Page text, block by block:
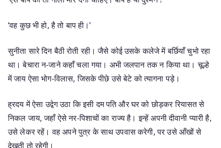
‘वह कुछ भी हो, है तो बाप ही।’
सुनीता सारे दिन बैठी रोती रही। जैसे कोई उसके कलेजे में बर्छियाँ चुभो रहा
था। बेचारा न-जाने कहाँ चला गया। अभी जलपान तक न किया था। चूल्हे
में जाय ऐसा भोग-विलास, जिसके पीछे उसे बेटे को त्यागना पड़े।
ह्रदय में ऐसा उद्वेग उठा कि इसी दम पति और घर को छोड़कर रियासत से
निकल जाय, जहाँ ऐसे नर-पिशाचों का राज्य है। इन्हें अपनी दीवानी प्यारी है,
उसे लेकर रहें। वह अपने पुत्र के साथ उपवास करेगी, पर उसे आँखों से
देखती तो रहेगी।